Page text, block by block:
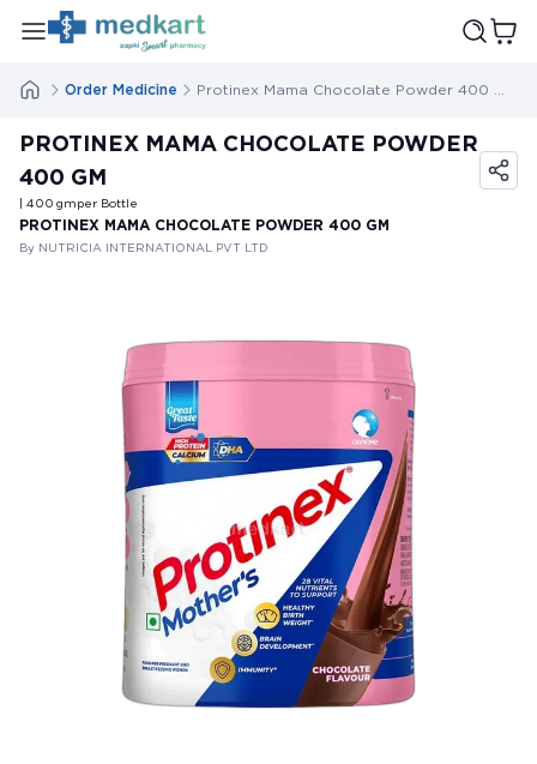
Order Medicine Protinex Mama Chocolate Powder 400 Gm
PROTINEX MAMA CHOCOLATE POWDER
400 GM
| 400 gmper Bottle
PROTINEX MAMA CHOCOLATE POWDER 400 GM
By NUTRICIA INTERNATIONAL PVT LTD